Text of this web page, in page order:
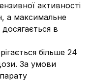
активності
а максимальне
в
більше 24
За умови